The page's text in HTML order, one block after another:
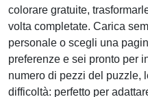
colorare gratuite,
volta completate. Carica
personale o scegli una
preferenze e sei pronto per
numero di pezzi del puzzle,
difficoltà: perfetto per